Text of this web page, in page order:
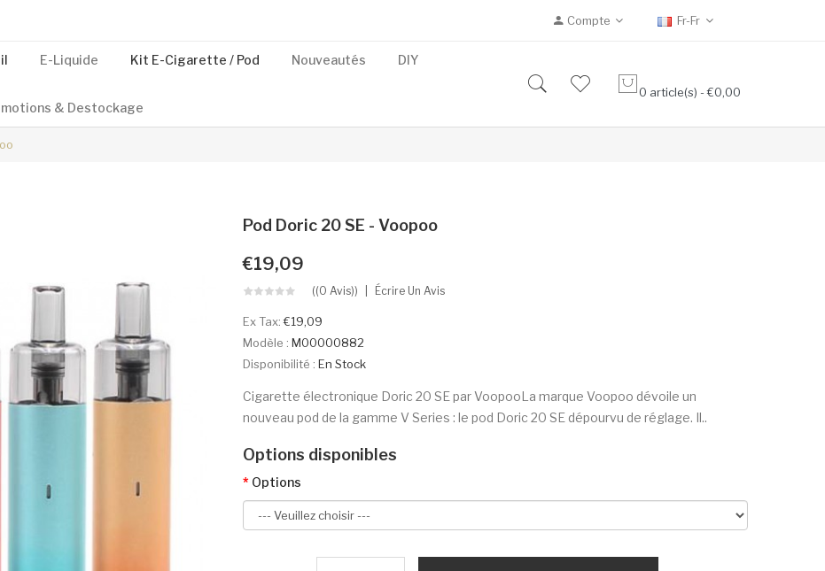
Compte Fr-Fr
E-Liquide Kit E-Cigarette / Pod Nouveautés DIY
& Destockage
0 article(s) - €0,00
Pod Doric 20 SE - Voopoo
€19,09
((0 Avis)) Écrire Un Avis
Ex Tax:€19,09
Modèle : M00000882
Disponibilité : En Stock
Cigarette électronique Doric 20 SE par VoopooLa marque Voopoo dévoile un
nouveau pod de la gamme V Series : le pod Doric 20 SE dépourvu de réglage. Il..
Options disponibles
Options